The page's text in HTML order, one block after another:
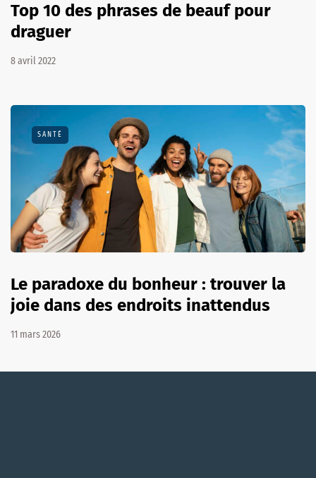
Top 10 des phrases de beauf pour
draguer
8 avril 2022
SANTÉ
Le paradoxe du bonheur : trouver la
joie dans des endroits inattendus
11 mars 2026